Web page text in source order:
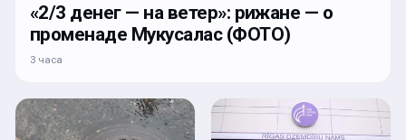
«2/3 денег — на ветер»: рижане — о
променаде Мукусалас (ФОТО)
3 часа